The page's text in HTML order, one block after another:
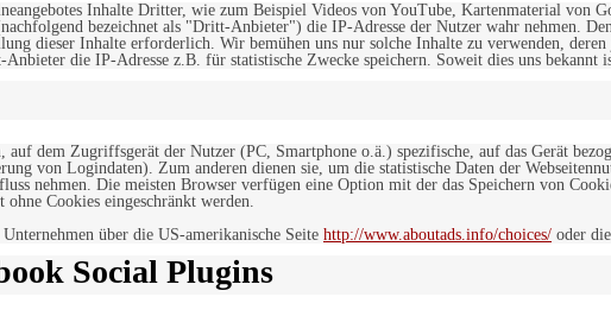
Inhalte Dritter, wie zum Beispiel Videos von YouTube, Kartenmaterial von
bezeichnet als "Dritt-Anbieter") die IP-Adresse der Nutzer wahr nehmen.
dieser Inhalte erforderlich. Wir bemühen uns nur solche Inhalte zu verwenden,
die IP-Adresse z.B. für statistische Zwecke speichern. Soweit dies uns bekannt
auf dem Zugriffsgerät der Nutzer (PC, Smartphone o.ä.) spezifische, auf das Gerät
von Logindaten). Zum anderen dienen sie, um die statistische Daten der
nehmen. Die meisten Browser verfügen eine Option mit der das Speichern von
Cookies eingeschränkt werden.
über die US-amerikanische Seite http://www.aboutads.info/choices/ oder
Social Plugins